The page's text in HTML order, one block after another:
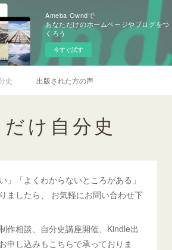
Ameba Owndで
あなただけのホームページやブログをつ
くろう
今すぐ試す
史 出版された方の声
け自分史
」「よくわからないところがある」
ましたら、 お気軽にお問い合わせ下
作相談、自分史講座開催、Kindle出
申し込みもこちらで承っておりま